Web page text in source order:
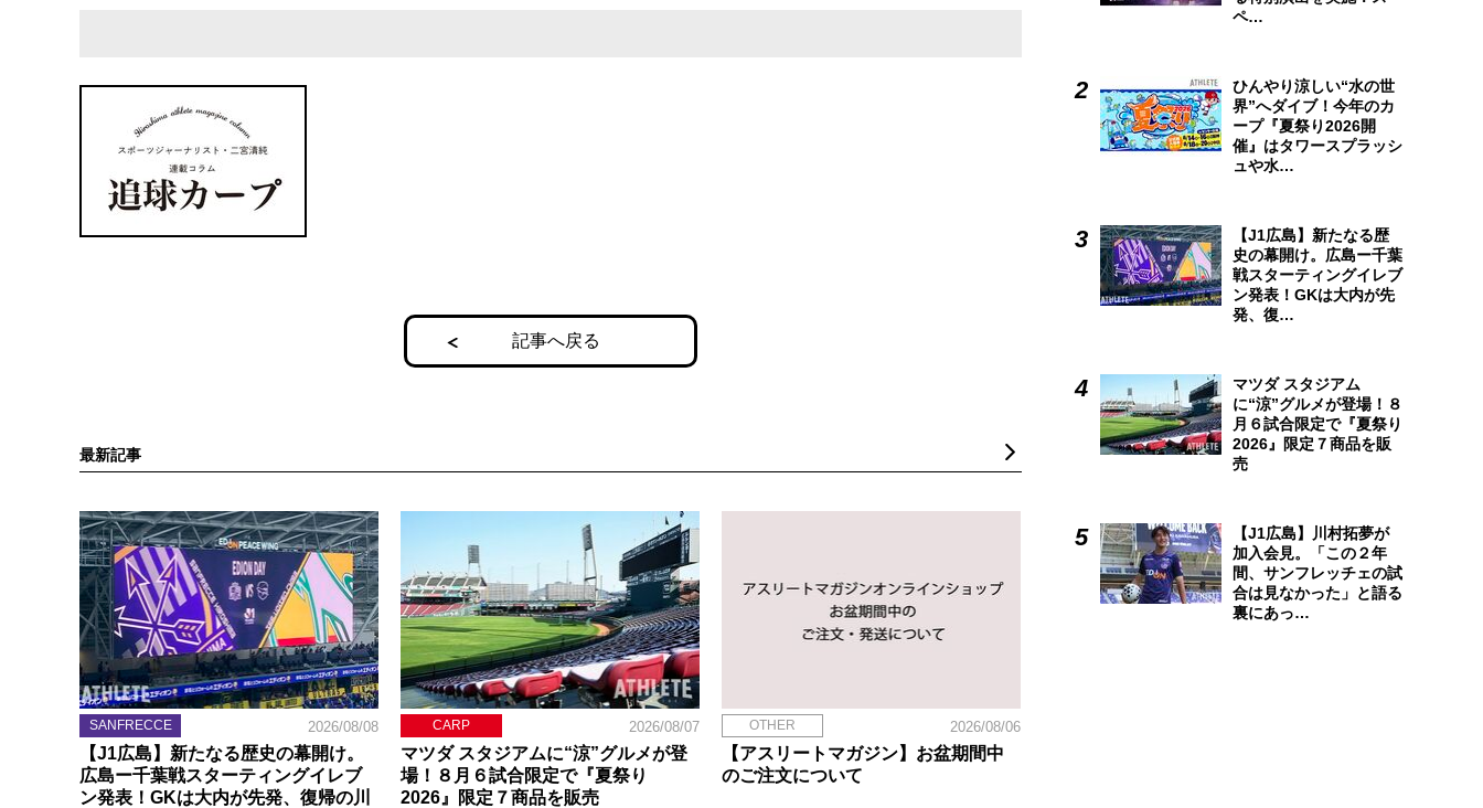
記事へ戻る
最新記事
SANFRECCE 2026/08/08
【J1広島】新たなる歴史の幕開け。
広島ー千葉戦スターティングイレブ
ン発表！GKは大内が先発、復帰の川
CARP 2026/08/07
マツダ スタジアムに“涼”グルメが登
場！８月６試合限定で『夏祭り
2026』限定７商品を販売
OTHER 2026/08/06
【アスリートマガジン】お盆期間中
のご注文について
ペ…
ひんやり涼しい“水の世
界”へダイブ！今年のカ
ープ『夏祭り2026開
催』はタワースプラッシ
ュや水…
【J1広島】新たなる歴
史の幕開け。広島ー千葉
戦スターティングイレブ
ン発表！GKは大内が先
発、復…
マツダ スタジアム
に“涼”グルメが登場！８
月６試合限定で『夏祭り
2026』限定７商品を販
売
【J1広島】川村拓夢が
加入会見。「この２年
間、サンフレッチェの試
合は見なかった」と語る
裏にあっ…